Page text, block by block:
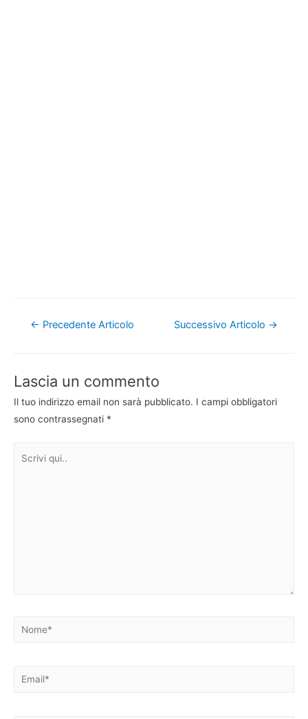
Navigazione
← Precedente Articolo Successivo Articolo →
Lascia un commento
Il tuo indirizzo email non sarà pubblicato. I campi obbligatori
sono contrassegnati *
Nome*
Email*